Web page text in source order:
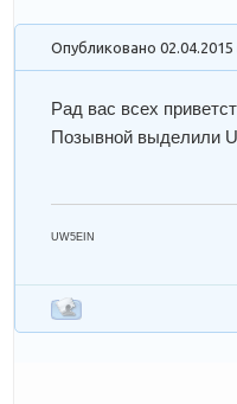
Опубликовано
Рад вас всех
Позывной выделили
UW5EIN